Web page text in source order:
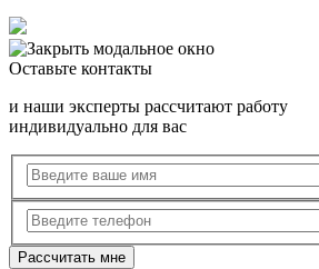
Оставьте контакты
и наши эксперты рассчитают работу
индивидуально для вас